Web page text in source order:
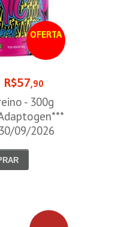
OFERTA
R$57,90
- 300g
09/2026